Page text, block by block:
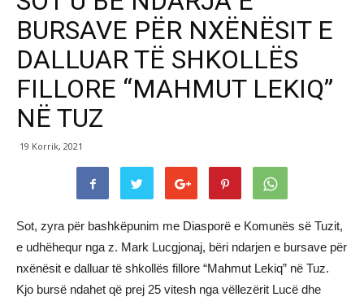
BURSAVE PËR NXËNËSIT E
DALLUAR TË SHKOLLËS
FILLORE “MAHMUT LEKIQ”
NË TUZ
19 Korrik, 2021
Sot, zyra për bashkëpunim me Diasporë e Komunës së Tuzit,
e udhëhequr nga z. Mark Lucgjonaj, bëri ndarjen e bursave për
nxënësit e dalluar të shkollës fillore “Mahmut Lekiq” në Tuz.
Kjo bursë ndahet që prej 25 vitesh nga vëllezërit Lucë dhe